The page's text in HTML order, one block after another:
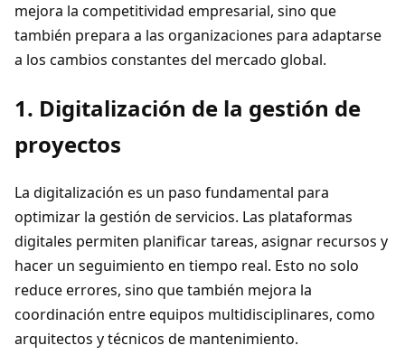
mejora la competitividad empresarial, sino que
también prepara a las organizaciones para adaptarse
a los cambios constantes del mercado global.
1. Digitalización de la gestión de
proyectos
La digitalización es un paso fundamental para
optimizar la gestión de servicios. Las plataformas
digitales permiten planificar tareas, asignar recursos y
hacer un seguimiento en tiempo real. Esto no solo
reduce errores, sino que también mejora la
coordinación entre equipos multidisciplinares, como
arquitectos y técnicos de mantenimiento.